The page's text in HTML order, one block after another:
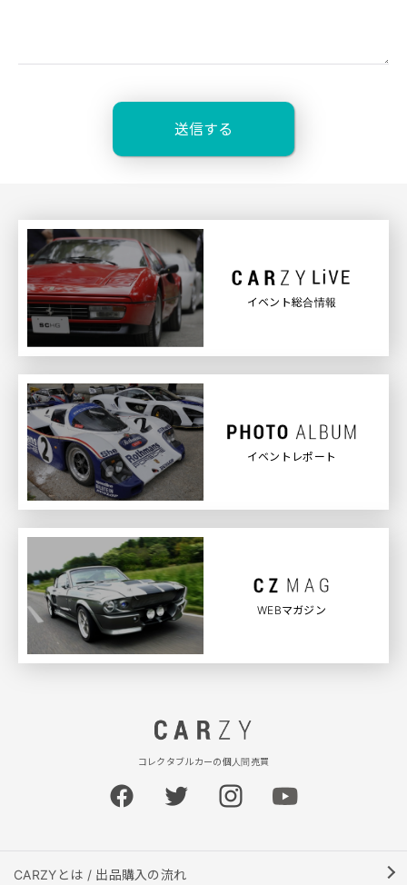
イベント総合情報
イベントレポート
WEBマガジン
コレクタブルカーの個人間売買
CARZYとは / 出品購入の流れ